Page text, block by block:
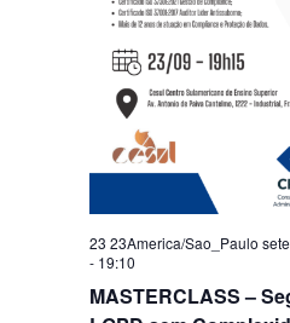
MASTERCLASS –
23 23America/Sao_Paulo
- 19:10